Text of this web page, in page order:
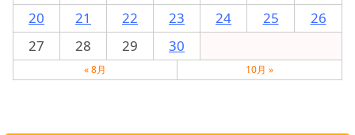
20
21 22 23 24 25
26
27
28 29 30
« 8月 10月 »